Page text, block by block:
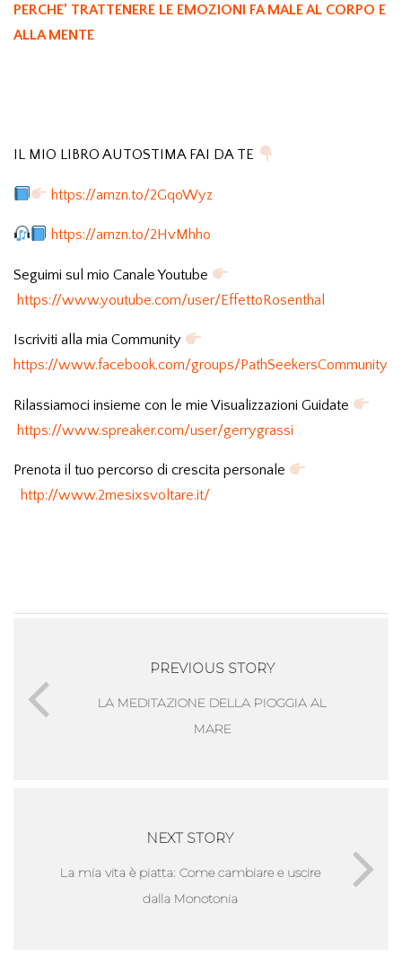
PERCHE’ TRATTENERE LE EMOZIONI FA MALE AL CORPO E
ALLA MENTE
IL MIO LIBRO AUTOSTIMA FAI DA TE
https://amzn.to/2GqoWyz
https://amzn.to/2HvMhho
Seguimi sul mio Canale Youtube
https://www.youtube.com/user/EffettoRosenthal
Iscriviti alla mia Community
https://www.facebook.com/groups/PathSeekersCommunity
Rilassiamoci insieme con le mie Visualizzazioni Guidate
https://www.spreaker.com/user/gerrygrassi
Prenota il tuo percorso di crescita personale
http://www.2mesixsvoltare.it/
PREVIOUS STORY
LA MEDITAZIONE DELLA PIOGGIA AL
MARE
NEXT STORY
La mia vita è piatta: Come cambiare e uscire
dalla Monotonia